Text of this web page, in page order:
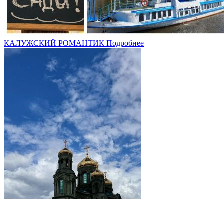
КАЛУЖСКИЙ РОМАНТИК Подробнее